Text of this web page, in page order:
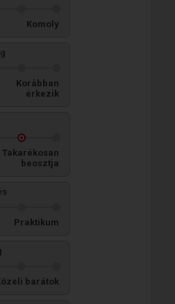
Komoly
Korábban
érkezik
Takarékosan
beosztja
Praktikum
barátok